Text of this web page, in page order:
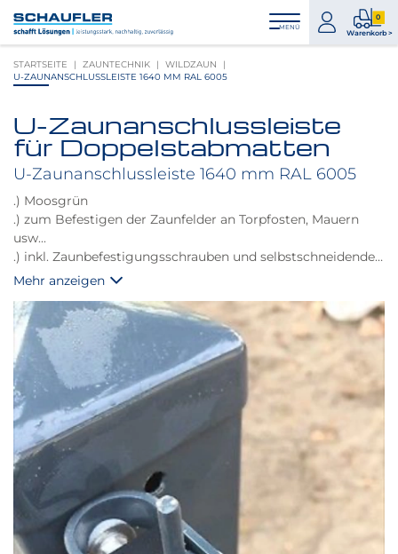
Inhalt
Hauptnavigation
Footernavigation
Logo
Schaufler
verlinkt
zur
MENÜ
zum
Konto
0
Warenkorb >
0
STARTSEITE ZAUNTECHNIK
WILDZAUN
U-ZAUNANSCHLUSSLEISTE 1640 MM RAL 6005
Produktbilder
überspringen
U-Zaunanschlussleiste
für Doppelstabmatten
U-Zaunanschlussleiste 1640 mm RAL 6005
.) Moosgrün
.) zum Befestigen der Zaunfelder an Torpfosten, Mauern
usw...
.) inkl. Zaunbefestigungsschrauben und selbstschneidenden
Schrauben zum Befestigen am Pfosten
Zaunanschlussleiste befestigt
Mehr anzeigen